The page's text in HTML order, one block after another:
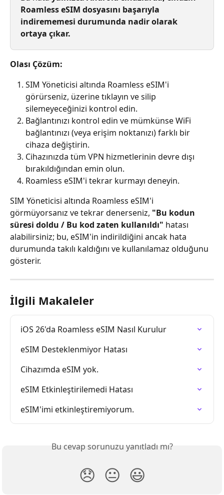
Roamless eSIM dosyasını başarıyla
indirememesi durumunda nadir olarak
ortaya çıkar.
Olası Çözüm:
SIM Yöneticisi altında Roamless eSIM'i
görürseniz, üzerine tıklayın ve silip
silemeyeceğinizi kontrol edin.
Bağlantınızı kontrol edin ve mümkünse WiFi
bağlantınızı (veya erişim noktanızı) farklı bir
cihaza değiştirin.
Cihazınızda tüm VPN hizmetlerinin devre dışı
bırakıldığından emin olun.
Roamless eSIM'i tekrar kurmayı deneyin.
SIM Yöneticisi altında Roamless eSIM'i
görmüyorsanız ve tekrar denerseniz, "Bu kodun
süresi doldu / Bu kod zaten kullanıldı" hatası
alabilirsiniz; bu, eSIM'in indirildiğini ancak hata
durumunda takılı kaldığını ve kullanılamaz olduğunu
gösterir.
İlgili Makaleler
iOS 26'da Roamless eSIM Nasıl Kurulur
eSIM Desteklenmiyor Hatası
Cihazımda eSIM yok.
eSIM Etkinleştirilemedi Hatası
eSIM'imi etkinleştiremiyorum.
Bu cevap sorunuzu yanıtladı mı?
😞 😐 😃